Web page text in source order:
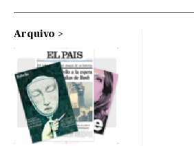
Arquivo